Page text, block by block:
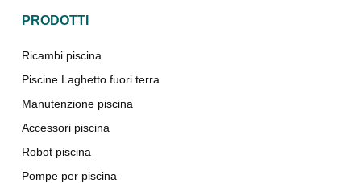
PRODOTTI
Ricambi piscina
Piscine Laghetto fuori terra
Manutenzione piscina
Accessori piscina
Robot piscina
Pompe per piscina